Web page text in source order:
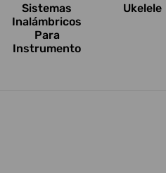
Sistemas
Inalámbricos
Para
Instrumento
Ukelele